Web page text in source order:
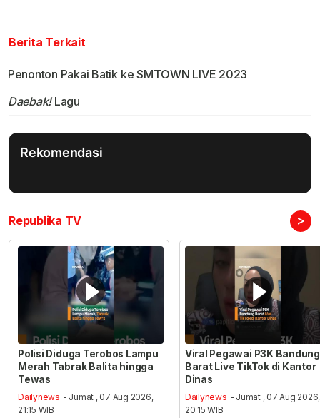
Berita Terkait
Penonton Pakai Batik ke SMTOWN LIVE 2023
Daebak!Lagu
Rekomendasi
Republika TV >
Polisi Diduga Terobos Lampu
Merah Tabrak Balita hingga
Tewas
Dailynews - Jumat , 07 Aug 2026,
21:15 WIB
Viral Pegawai P3K Bandung
Barat Live TikTok di Kantor
Dinas
Dailynews - Jumat , 07 Aug 2026,
20:15 WIB